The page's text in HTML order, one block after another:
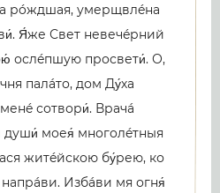
рóждшая, умерщвлéна
Я́же Свет невечéрний
ослéпшую просвети́. О,
палáто, дом Ду́ха
сотвори́. Врачá
моея́ многолéтныя
житéйскою бу́рею, ко
Избáви мя огня́